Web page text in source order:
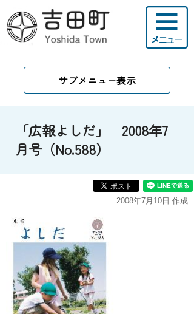
サブメニュー表示
「広報よしだ」 2008年7
月号（No.588）
2008年7月10日 作成